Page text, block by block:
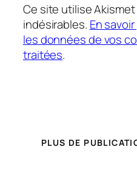
Ce site utilise
indésirables. En
les données de vos
traitées.
PLUS DE